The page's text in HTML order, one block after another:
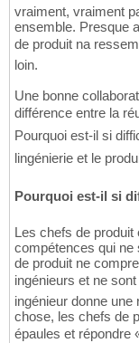
vraiment, vraiment
ensemble. Presque
de produit na
loin.
Une bonne
différence entre la
Pourquoi est-il si
lingénierie et le
Pourquoi est-il si
Les chefs de produit
compétences qui ne
de produit ne
ingénieurs et ne
ingénieur donne
chose, les chefs de
épaules et répondre